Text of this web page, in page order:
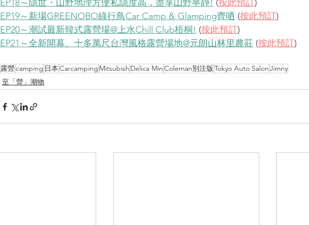
EP18～隱世・山野地理方便私隱度高，盡享山野寧靜! (按此預訂 )
EP19～新場GREENOBO綠行鳥Car Camp & Glamping齊哂 (按此預訂)
EP20～潮試最新韓式露營場@上水Chill Club梧桐! (按此預訂)
EP21～全新開幕、十多萬尺台灣風格露營場地@元朗山林里農莊 (按此預訂)
露營camping 日本Carcamping Mitsubish Delica MinColeman別注版Tokyo Auto SalonJimny
至「營」潮物